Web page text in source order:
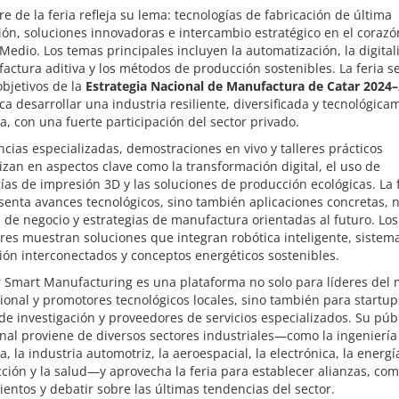
de la feria refleja su lema: tecnologías de fabricación de última
soluciones innovadoras e intercambio estratégico en el
Los temas principales incluyen la automatización, la
aditiva y los métodos de producción sostenibles. La feria
de la Estrategia Nacional de Manufactura de Catar
desarrollar una industria resiliente, diversificada y
con una fuerte participación del sector privado.
especializadas, demostraciones en vivo y talleres prácticos
en aspectos clave como la transformación digital, el uso de
de impresión 3D y las soluciones de producción ecológicas. La
avances tecnológicos, sino también aplicaciones concretas,
de negocio y estrategias de manufactura orientadas al futuro. Los
muestran soluciones que integran robótica inteligente,
interconectados y conceptos energéticos sostenibles.
Smart Manufacturing es una plataforma no solo para líderes del
y promotores tecnológicos locales, sino también para
investigación y proveedores de servicios especializados. Su
proviene de diversos sectores industriales—como la ingeniería
la industria automotriz, la aeroespacial, la electrónica, la
y la salud—y aprovecha la feria para establecer alianzas,
y debatir sobre las últimas tendencias del sector.